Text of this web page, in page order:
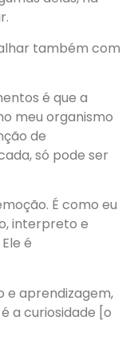
também com
é que a
meu organismo
de
só pode ser
É como eu
interpreto e
é
e aprendizagem,
a curiosidade [o